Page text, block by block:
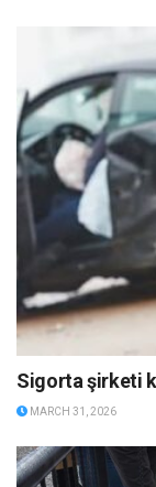
Sigorta şirketi
MARCH 31, 2026